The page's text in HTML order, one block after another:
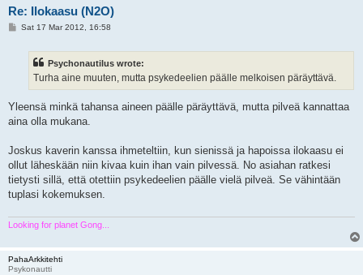
Re: Ilokaasu (N2O)
PSat 17 Mar 2012, 16:58
Psychonautilus wrote:
Turha aine muuten, mutta psykedeelien päälle melkoisen päräyttävä.
Yleensä minkä tahansa aineen päälle päräyttävä, mutta pilveä kannattaa
aina olla mukana.
Joskus kaverin kanssa ihmeteltiin, kun sienissä ja hapoissa ilokaasu ei
ollut läheskään niin kivaa kuin ihan vain pilvessä. No asiahan ratkesi
tietysti sillä, että otettiin psykedeelien päälle vielä pilveä. Se vähintään
tuplasi kokemuksen.
Looking for planet Gong...
PahaArkkitehti
Psykonautti